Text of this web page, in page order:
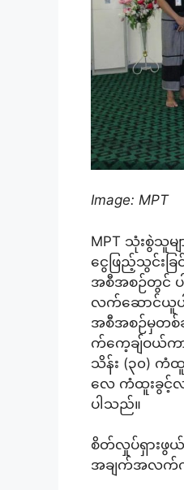
Image: MPT
MPT သုံးစွဲသူမ
ငွေဖြည့်သွင်းခ
အစီအစဉ်တွင် ပါ
လက်ဆောင်ယူပါ)
အစီအစဉ်မှတစ်ဆ
က်ကေ့ချ်ဝယ်ကာ
သိန်း (၃၀) ကံထူ
လေ ကံထူးခွင့်လ
ပါသည်။
စိတ်လှုပ်ရှားဖွ
အချက်အလက်ကို